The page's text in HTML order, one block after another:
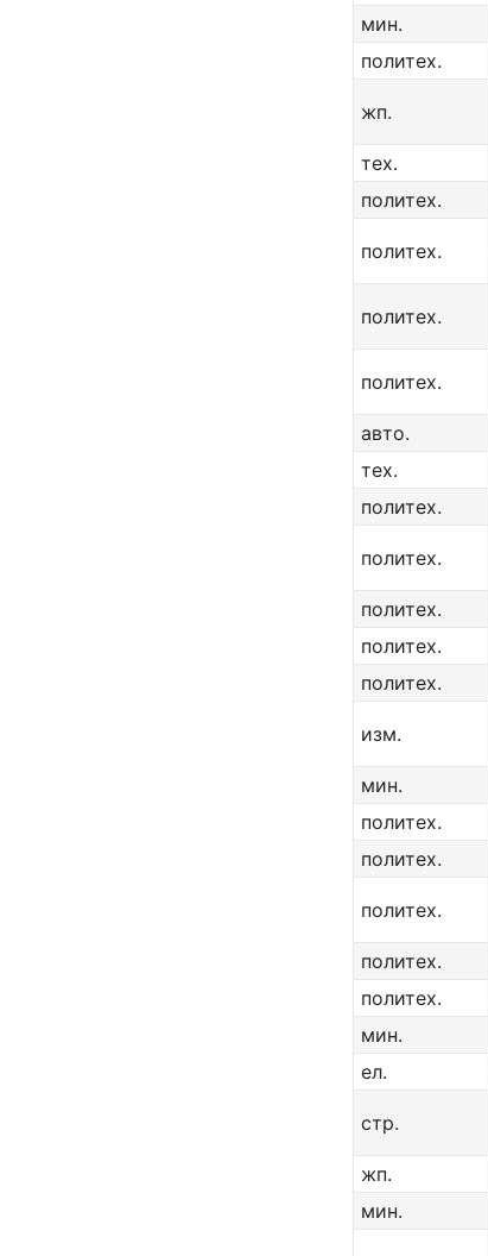
мин.
политех.
жп.
тех.
политех.
политех.
политех.
политех.
авто.
тех.
политех.
политех.
политех.
политех.
политех.
изм.
мин.
политех.
политех.
политех.
политех.
политех.
мин.
ел.
стр.
жп.
мин.